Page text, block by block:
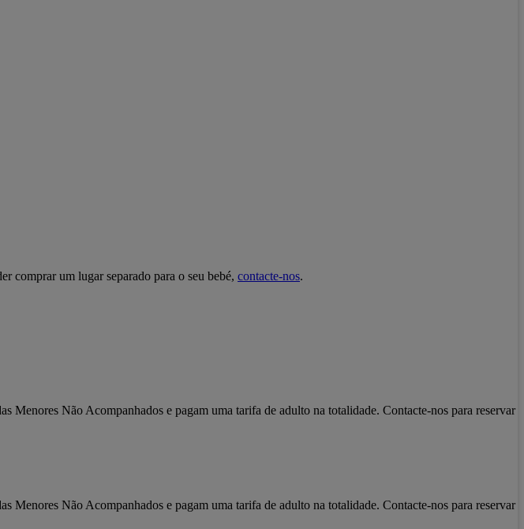
comprar um lugar separado para o seu bebé, contacte-nos.
Menores Não Acompanhados e pagam uma tarifa de adulto na totalidade. Contacte-nos para reservar
Menores Não Acompanhados e pagam uma tarifa de adulto na totalidade. Contacte-nos para reservar